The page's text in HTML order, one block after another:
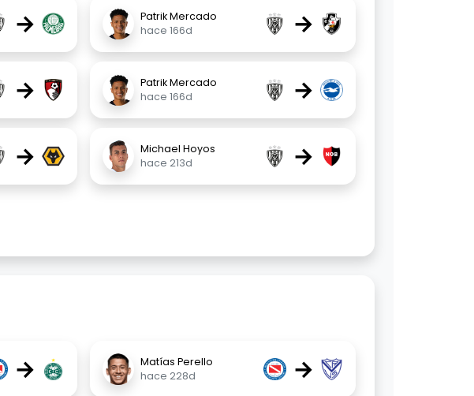
→
Patrik Mercado
hace 166d
→
→
Patrik Mercado
hace 166d
→
→
Michael Hoyos
hace 213d
→
→
Matías Perello
hace 228d
→